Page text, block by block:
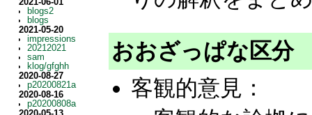
2021-06-01
blogs2
blogs
2021-05-20
impressions
20212021
sam
klog/gfghh
2020-08-27
p20200821a
2020-08-16
p20200808a
おおざっぱな区分
客観的意見：